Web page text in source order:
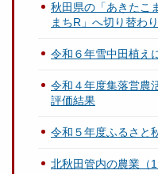
秋田県の「あきたこ
まちR」へ切り替わ
令和６年雪中田植え
令和４年度集落営農
評価結果
令和５年度ふるさ
北秋田管内の農業（